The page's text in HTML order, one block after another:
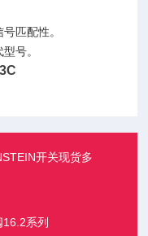
匹配性。
号。
开关现货多
系列